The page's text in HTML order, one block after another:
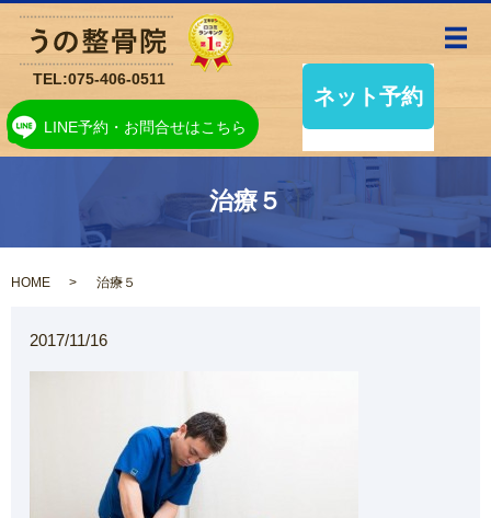
LINE予約・お問合せはこちら
TEL:075-406-0511
メ
治療５
HOME 治療５
2017/11/16